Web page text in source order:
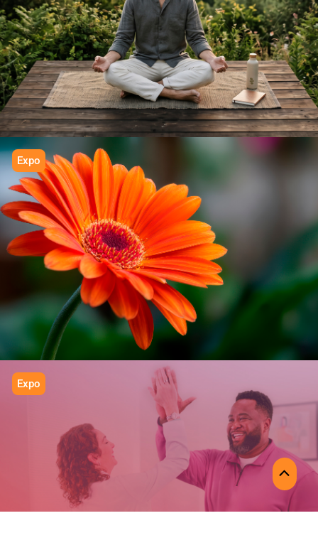
IN BALANCE
We grow
Expo
PROFLORA
Calidad que florece
Expo
MOUNJARO
Escala con precisión
Scroll
to
Top